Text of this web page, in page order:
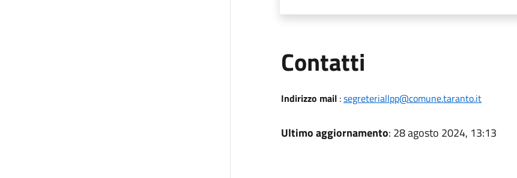
Contatti
Indirizzo mail:segreteriallpp@comune.taranto.it
Ultimo aggiornamento: 28 agosto 2024, 13:13